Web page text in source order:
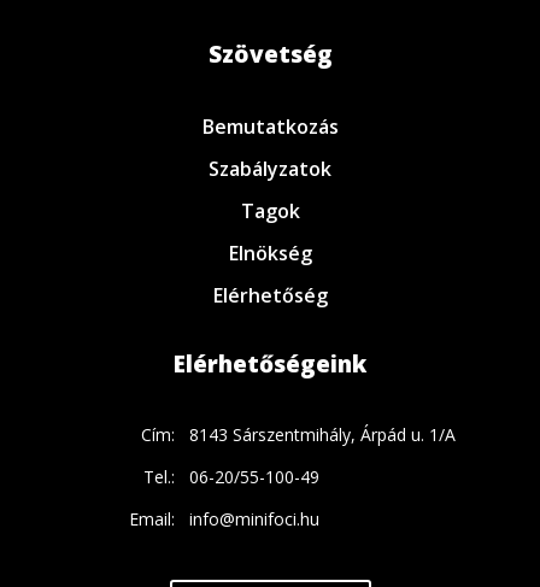
Szövetség
Bemutatkozás
Szabályzatok
Tagok
Elnökség
Elérhetőség
Elérhetőségeink
Cím:
8143 Sárszentmihály, Árpád u. 1/A
Tel.:
06-20/55-100-49
Email:
info@minifoci.hu